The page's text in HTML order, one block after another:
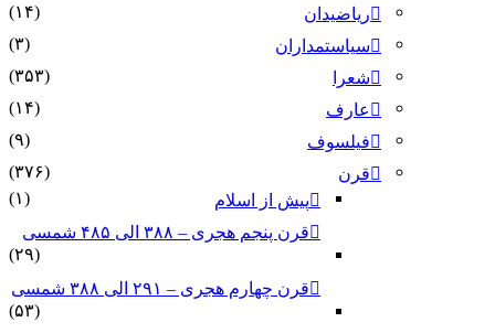
ریاضیدان
(۱۴)
سیاستمداران
(۳)
شعرا
(۳۵۳)
عارف
(۱۴)
فیلسوف
(۹)
قرن
(۳۷۶)
پیش از اسلام
(۱)
قرن پنجم هجری – ۳۸۸ الی ۴۸۵ شمسی
(۲۹)
قرن چهارم هجری – ۲۹۱ الی ۳۸۸ شمسی
(۵۳)